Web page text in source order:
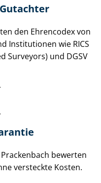
den Ehrencodex von
Institutionen wie RICS
Surveyors) und DGSV
bewerten
versteckte Kosten.